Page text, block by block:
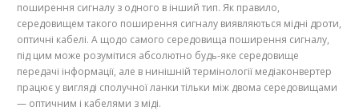
поширення сигналу з одного в інший тип. Як правило,
середовищем такого поширення сигналу виявляються мідні дроти,
оптичні кабелі. А щодо самого середовища поширення сигналу,
під цим може розумітися абсолютно будь-яке середовище
передачі інформації, але в нинішній термінології медіаконвертер
працює у вигляді сполучної ланки тільки між двома середовищами
— оптичним і кабелями з міді.